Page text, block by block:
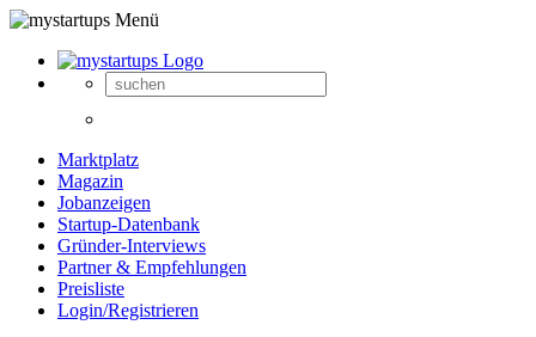
Marktplatz
Magazin
Jobanzeigen
Startup-Datenbank
Gründer-Interviews
Partner & Empfehlungen
Preisliste
Login/Registrieren